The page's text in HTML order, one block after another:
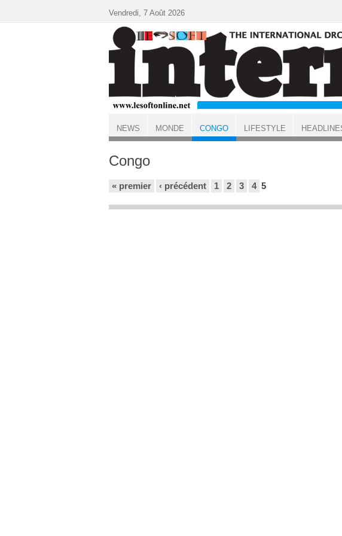
ACCUEIL
Congo
« premier ‹ précédent 1 2 3 4 5
Vendredi, 7 Août 2026
NEWS MONDE CONGO LIFESTYLE